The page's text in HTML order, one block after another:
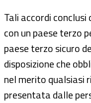
Tali accordi conclusi
con un paese terzo
paese terzo sicuro
disposizione che
nel merito qualsiasi
presentata dalle